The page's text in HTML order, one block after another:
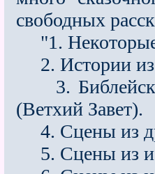
свободных
"1. Некоторые
2. Истории из
3.
(Ветхий Завет).
4. Сцены из
5. Сцены из